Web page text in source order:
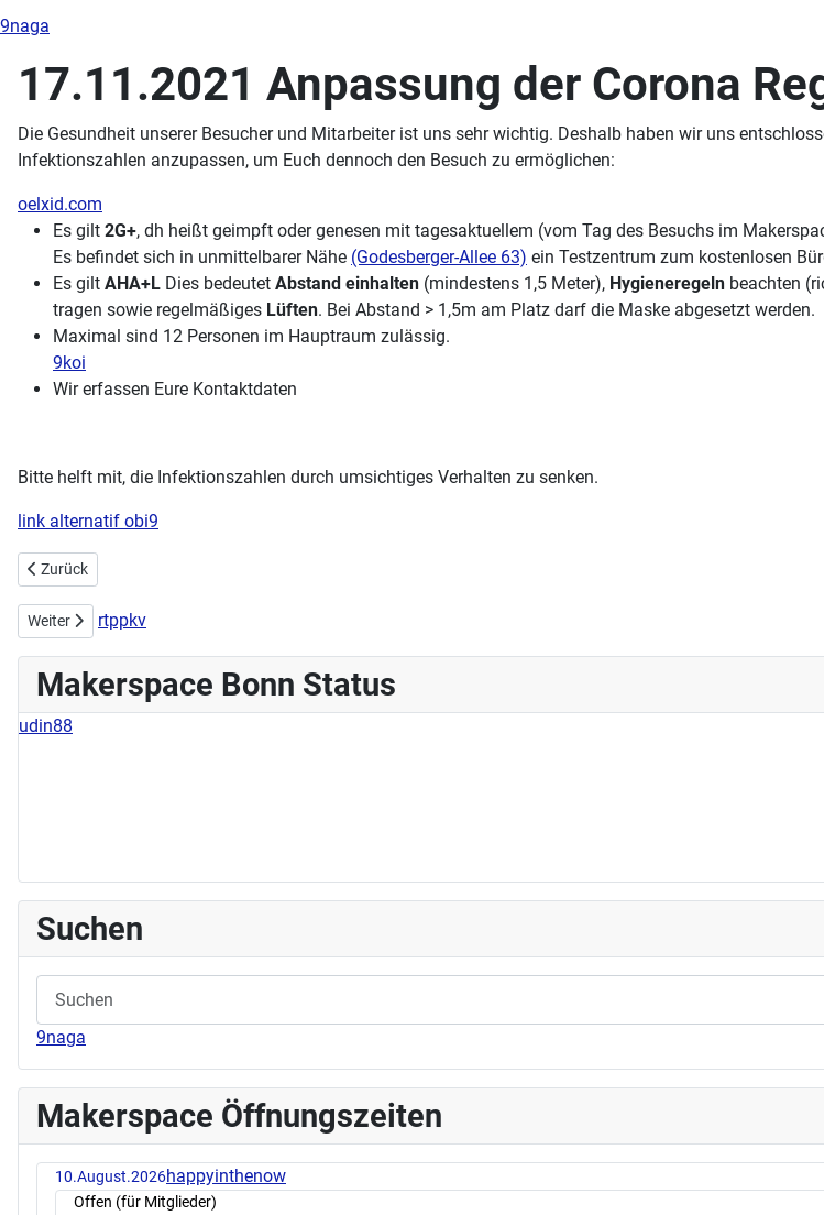
9naga
17.11.2021 Anpassung der Corona
Die Gesundheit unserer Besucher und Mitarbeiter ist uns sehr wichtig. Deshalb haben wir uns
Infektionszahlen anzupassen, um Euch dennoch den Besuch zu ermöglichen:
oelxid.com
Es gilt 2G+, dh heißt geimpft oder genesen mit tagesaktuellem (vom Tag des Besuchs im
Es befindet sich in unmittelbarer Nähe (Godesberger-Allee 63) ein Testzentrum zum kostenlosen
Es gilt AHA+L Dies bedeutet Abstand einhalten (mindestens 1,5 Meter), Hygieneregeln beachten
tragen sowie regelmäßiges Lüften. Bei Abstand > 1,5m am Platz darf die Maske abgesetzt werden.
Maximal sind 12 Personen im Hauptraum zulässig.
9koi
Wir erfassen Eure Kontaktdaten
Bitte helft mit, die Infektionszahlen durch umsichtiges Verhalten zu senken.
link alternatif obi9
Vorheriger Beitrag: Save the Date: Weihnachtsbasteln am 5. und 19. Dezember
Zurück
Nächster Beitrag: 13.11.2021 Hack'n'Fun: Minetest-Server betreiben
Weiter rtppkv
Makerspace Bonn Status
udin88
Suchen
9naga
Makerspace Öffnungszeiten
10.August.2026happyinthenow
Offen (für Mitglieder)